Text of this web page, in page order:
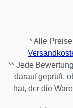
* Alle
** Jede
darauf geprüft,
hat, der die